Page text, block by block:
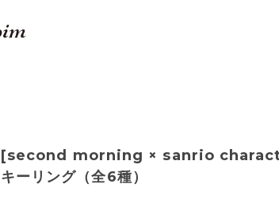
[second morning × sanrio
キーリング（全6種）